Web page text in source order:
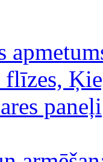
flīzes,
paneļi